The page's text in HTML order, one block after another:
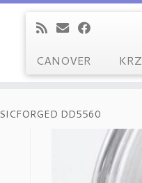
CANOVER
DD5560